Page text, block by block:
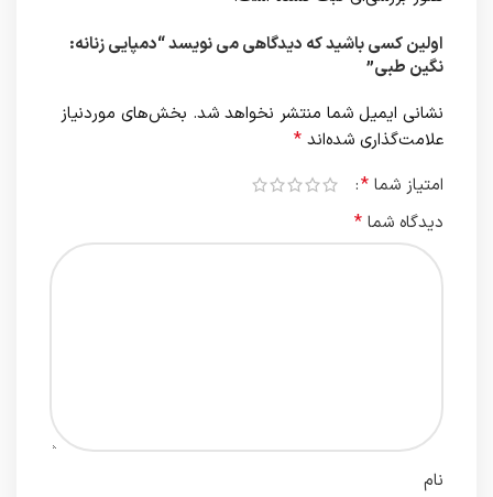
اولین کسی باشید که دیدگاهی می نویسد “دمپایی زنانه:
نگین طبی”
نشانی ایمیل شما منتشر نخواهد شد. بخش‌های موردنیاز
علامت‌گذاری شده‌اند *
امتیاز شما *
دیدگاه شما *
نام